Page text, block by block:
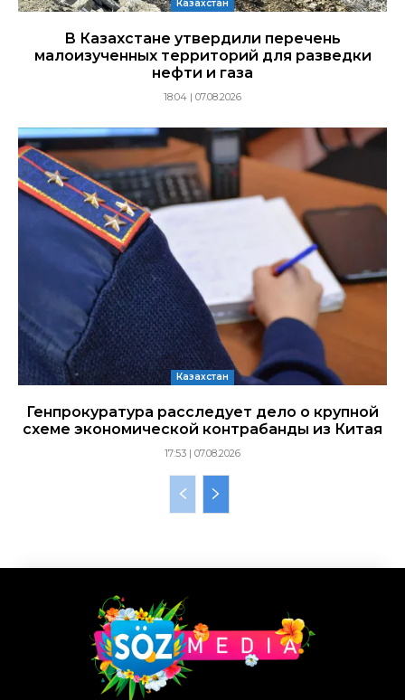
Казахстан
В Казахстане утвердили перечень
малоизученных территорий для разведки
нефти и газа
18:04 | 07.08.2026
Казахстан
Генпрокуратура расследует дело о крупной
схеме экономической контрабанды из Китая
17:53 | 07.08.2026